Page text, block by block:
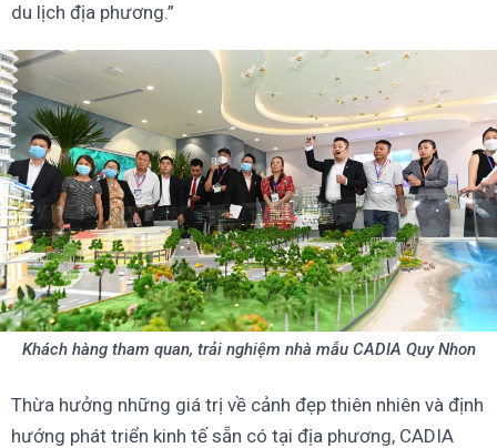
du lịch địa phương.”
Khách hàng tham quan, trải nghiệm nhà mẫu CADIA Quy Nhon
Thừa hưởng những giá trị về cảnh đẹp thiên nhiên và định
hướng phát triển kinh tế sẵn có tại địa phương, CADIA